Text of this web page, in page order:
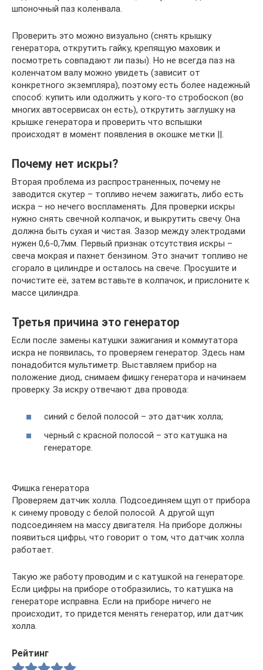
шпоночный паз коленвала.
Проверить это можно визуально (снять крышку
генератора, открутить гайку, крепящую маховик и
посмотреть совпадают ли пазы). Но не всегда паз на
коленчатом валу можно увидеть (зависит от
конкретного экземпляра), поэтому есть более надежный
способ: купить или одолжить у кого-то стробоскоп (во
многих автосервисах он есть), открутить заглушку на
крышке генератора и проверить что вспышки
происходят в момент появления в окошке метки ||.
Почему нет искры?
Вторая проблема из распространенных, почему не
заводится скутер – топливо нечем зажигать, либо есть
искра – но нечего воспламенять. Для проверки искры
нужно снять свечной колпачок, и выкрутить свечу. Она
должна быть сухая и чистая. Зазор между электродами
нужен 0,6-0,7мм. Первый признак отсутствия искры –
свеча мокрая и пахнет бензином. Это значит топливо не
сгорало в цилиндре и осталось на свече. Просушите и
почистите её, затем вставьте в колпачок, и прислоните к
массе цилиндра.
Третья причина это генератор
Если после замены катушки зажигания и коммутатора
искра не появилась, то проверяем генератор. Здесь нам
понадобится мультиметр. Выставляем прибор на
положение диод, снимаем фишку генератора и начинаем
проверку. За искру отвечают два провода:
синий с белой полосой – это датчик холла;
черный с красной полосой – это катушка на
генераторе.
Фишка генератора
Проверяем датчик холла. Подсоединяем щуп от прибора
к синему проводу с белой полосой. А другой щуп
подсоединяем на массу двигателя. На приборе должны
появиться цифры, что говорит о том, что датчик холла
работает.
Такую же работу проводим и с катушкой на генераторе.
Если цифры на приборе отобразились, то катушка на
генераторе исправна. Если на приборе ничего не
происходит, то придется менять генератор, или датчик
холла.
Рейтинг